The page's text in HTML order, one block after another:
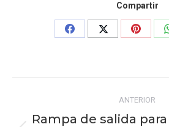
Compartir
Share
Share
Share
entre
ANTERIOR
Rampa de salida